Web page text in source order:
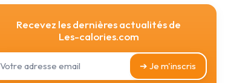
Recevez les dernières actualités de
Les-calories.com
➔ Je m'inscris